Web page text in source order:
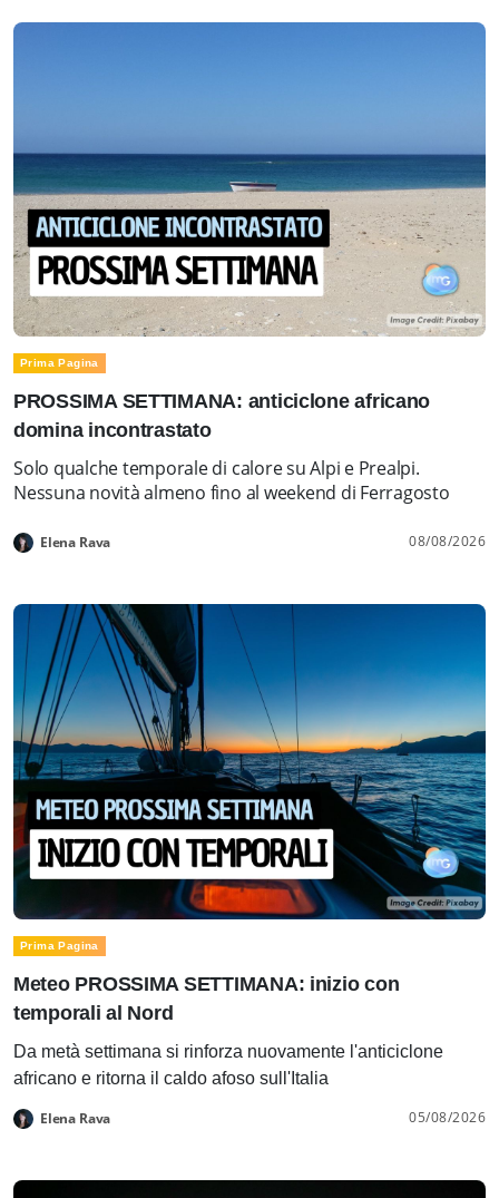
Prima Pagina
PROSSIMA SETTIMANA: anticiclone africano
domina incontrastato
Solo qualche temporale di calore su Alpi e Prealpi.
Nessuna novità almeno fino al weekend di Ferragosto
Elena Rava 08/08/2026
Prima Pagina
Meteo PROSSIMA SETTIMANA: inizio con
temporali al Nord
Da metà settimana si rinforza nuovamente l'anticiclone
africano e ritorna il caldo afoso sull'Italia
Elena Rava 05/08/2026